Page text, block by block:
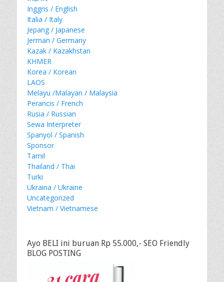
Inggris / English
Italia / Italy
Jepang / Japanese
Jerman / Germany
Kazak / Kazakhstan
KHMER
Korea / Korean
LAOS
Melayu /Malayan / Malaysia
Perancis / French
Rusia / Russian
Sewa Interpreter
Spanyol / Spanish
Sponsor
Tamil
Thailand / Thai
Turki
Ukraina / Ukraine
Uncategorized
Vietnam / Vietnamese
Ayo BELI ini buruan Rp 55.000,- SEO Friendly
BLOG POSTING